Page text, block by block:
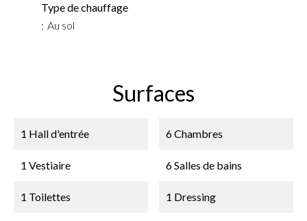
Type de chauffage
Au sol
Surfaces
1 Hall d'entrée
1 Vestiaire
1 Toilettes
6 Chambres
6 Salles de bains
1 Dressing